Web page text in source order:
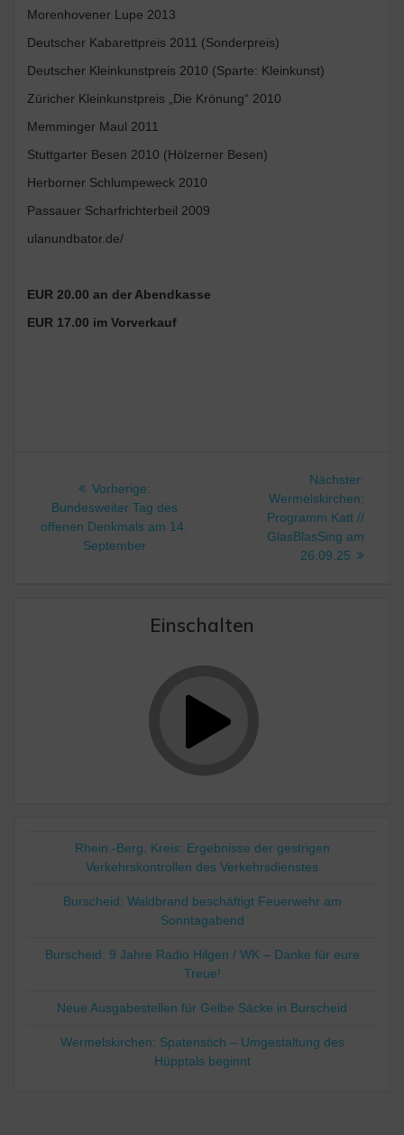
Morenhovener Lupe 2013
Deutscher Kabarettpreis 2011 (Sonderpreis)
Deutscher Kleinkunstpreis 2010 (Sparte: Kleinkunst)
Züricher Kleinkunstpreis „Die Krönung“ 2010
Memminger Maul 2011
Stuttgarter Besen 2010 (Hölzerner Besen)
Herborner Schlumpeweck 2010
Passauer Scharfrichterbeil 2009
ulanundbator.de/
EUR 20.00 an der Abendkasse
EUR 17.00 im Vorverkauf
Beitragsnavigation
Vorherige:Vorheriger
Beitrag:
Bundesweiter Tag des
offenen Denkmals am 14.
September
Nächster:
Wermelskirchen:
Programm Katt //
GlasBlasSing am
26.09.25
Einschalten
Rhein.-Berg. Kreis: Ergebnisse der gestrigen
Verkehrskontrollen des Verkehrsdienstes
Burscheid: Waldbrand beschäftigt Feuerwehr am
Sonntagabend
Burscheid: 9 Jahre Radio Hilgen / WK – Danke für eure
Treue!
Neue Ausgabestellen für Gelbe Säcke in Burscheid
Wermelskirchen: Spatenstich – Umgestaltung des
Hüpptals beginnt